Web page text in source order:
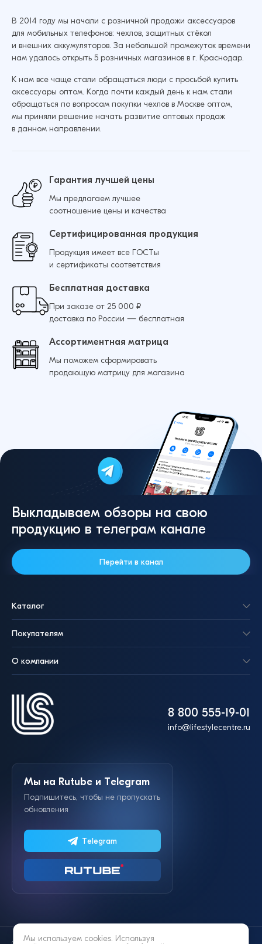
USB-флешки
В 2014 году мы начали с розничной продажи аксессуаров
для мобильных телефонов: чехлов, защитных стёкол
и внешних аккумуляторов. За небольшой промежуток времени
нам удалось открыть 5 розничных магазинов в г. Краснодар.
К нам все чаще стали обращаться люди с просьбой купить
аксессуары оптом. Когда почти каждый день к нам стали
обращаться по вопросам покупки чехлов в Москве оптом,
мы приняли решение начать развитие оптовых продаж
в данном направлении.
Гарантия лучшей цены
Мы предлагаем лучшее
соотношение цены и качества
Сертифицированная продукция
Продукция имеет все ГОСТы
и сертификаты соответствия
Бесплатная доставка
При заказе от 25 000 ₽
доставка по России — бесплатная
Ассортиментная матрица
Мы поможем сформировать
продающую матрицу для магазина
Выкладываем обзоры на свою
продукцию в телеграм канале
Перейти в канал
8 800 555-19-01
info@lifestylecentre.ru
Каталог
Покупателям
О компании
Мы на Rutube и Telegram
Подпишитесь, чтобы не пропускать
обновления
Telegram
Мы используем cookies. Используя